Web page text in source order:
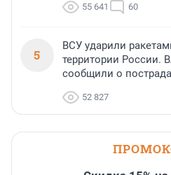
55 641 60
5
ВСУ ударили
территории России.
сообщили о
52 827